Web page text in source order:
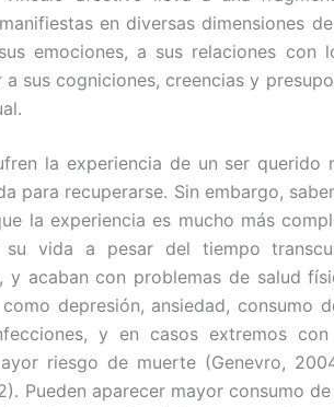
en diversas dimensiones
emociones, a sus relaciones con
sus cogniciones, creencias y
la experiencia de un ser querido
para recuperarse. Sin embargo,
la experiencia es mucho más
su vida a pesar del tiempo
y acaban con problemas de salud
depresión, ansiedad, consumo
y en casos extremos con
riesgo de muerte (Genevro,
Pueden aparecer mayor consumo